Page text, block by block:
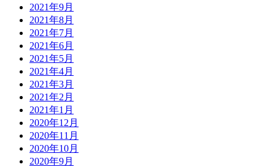
2021年9月
2021年8月
2021年7月
2021年6月
2021年5月
2021年4月
2021年3月
2021年2月
2021年1月
2020年12月
2020年11月
2020年10月
2020年9月